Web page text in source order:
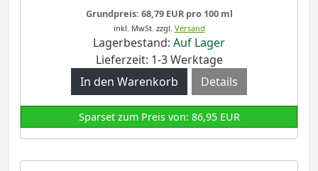
Grundpreis: 68,79 EUR pro 100 ml
inkl. MwSt. zzgl. Versand
Lagerbestand: Auf Lager
Lieferzeit: 1-3 Werktage
Details
Sparset zum Preis von: 86,95 EUR